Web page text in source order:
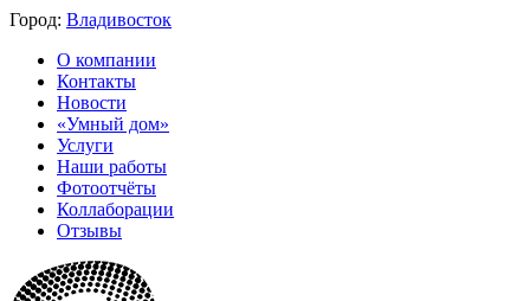
Город: Владивосток
О компании
Контакты
Новости
«Умный дом»
Услуги
Наши работы
Фотоотчёты
Коллаборации
Отзывы